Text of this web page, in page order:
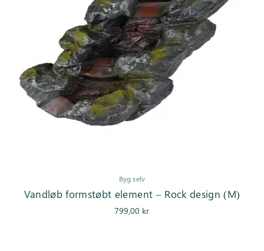
Byg selv
Vandløb formstøbt element – Rock design (M)
799,00 kr.